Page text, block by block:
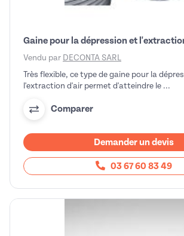
Gaine pour la dépression et
Vendu par DECONTA SARL
Très flexible, ce type de gaine pour la
l'extraction d'air permet d'atteindre le ...
Comparer
Demander un devis
03 67 60 83 49